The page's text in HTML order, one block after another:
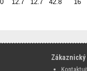
12.7 42.8